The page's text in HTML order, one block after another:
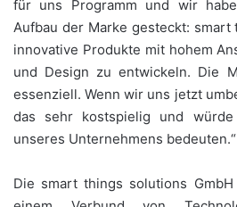
für uns Programm und wir
Aufbau der Marke gesteckt:
innovative Produkte mit hohem
und Design zu entwickeln. Die
essenziell. Wenn wir uns jetzt
das sehr kostspielig und
unseres Unternehmens bedeuten.“
Die smart things solutions